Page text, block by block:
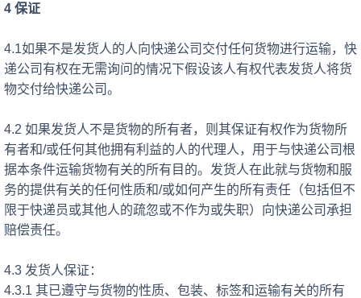
4 保证
4.1如果不是发货人的人向快递公司交付任何货物进行运输，快
递公司有权在无需询问的情况下假设该人有权代表发货人将货
物交付给快递公司。
4.2 如果发货人不是货物的所有者，则其保证有权作为货物所
有者和/或任何其他拥有利益的人的代理人，用于与快递公司根
据本条件运输货物有关的所有目的。发货人在此就与货物和服
务的提供有关的任何性质和/或如何产生的所有责任（包括但不
限于快递员或其他人的疏忽或不作为或失职）向快递公司承担
赔偿责任。
4.3 发货人保证：
4.3.1 其已遵守与货物的性质、包装、标签和运输有关的所有